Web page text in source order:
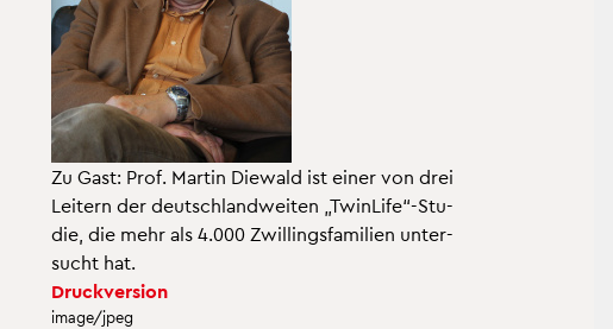
Zu Gast: Prof. Mar­tin Die­wald ist einer von drei
Lei­tern der deutsch­land­wei­ten „Twin­Li­fe“-Stu­
die, die mehr als 4.000 Zwil­lings­fa­mi­li­en un­ter­
sucht hat.
Druck­ver­si­on
image/jpeg